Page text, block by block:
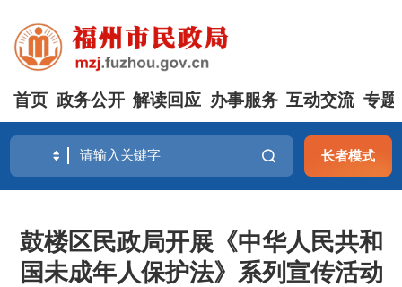
首页 政务公开 解读回应 办事服务 互动交流 专题
长者模式
鼓楼区民政局开展《中华人民共和
国未成年人保护法》系列宣传活动